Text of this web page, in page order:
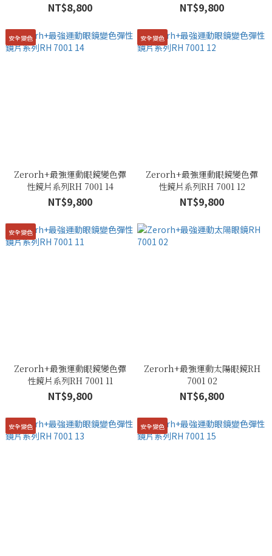
NT$8,800 NT$9,800
安全變色
Zerorh+最強運動眼鏡變色彈
性鏡片系列RH 7001 14
NT$9,800
安全變色
Zerorh+最強運動眼鏡變色彈
性鏡片系列RH 7001 12
NT$9,800
安全變色
Zerorh+最強運動眼鏡變色彈
性鏡片系列RH 7001 11
NT$9,800
Zerorh+最強運動太陽眼鏡RH
7001 02
NT$6,800
安全變色 安全變色